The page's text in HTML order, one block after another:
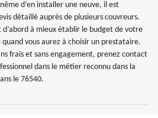
d’en installer une neuve, il est
détaillé auprès de plusieurs couvreurs.
à mieux établir le budget de votre
vous aurez à choisir un prestataire.
frais et sans engagement, prenez contact
dans le métier reconnu dans la
le 76540.